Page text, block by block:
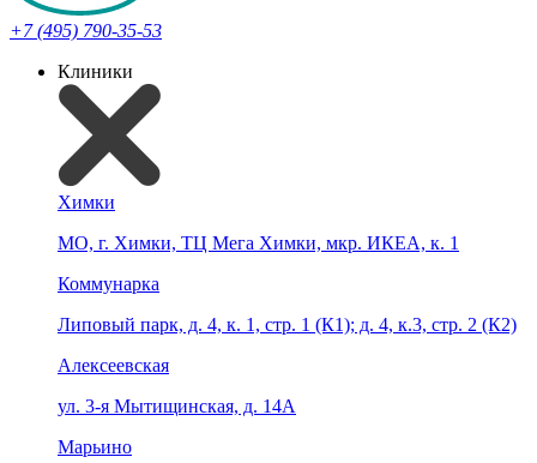
+7 (495) 790-35-53
Клиники
Химки
МО, г. Химки, ТЦ Мега Химки, мкр. ИКЕА, к. 1
Коммунарка
Липовый парк, д. 4, к. 1, стр. 1 (К1); д. 4, к.3, стр. 2 (К2)
Алексеевская
ул. 3-я Мытищинская, д. 14А
Марьино